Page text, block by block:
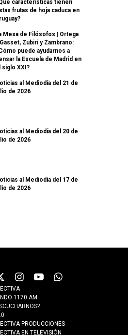
características tienen
frutas de hoja caduca en
Mesa de Filósofos | Ortega
Zubiri y Zambrano:
puede ayudarnos a
la Escuela de Madrid en
siglo XXI?
al Mediodía del 21 de
de 2026
al Mediodía del 20 de
de 2026
al Mediodía del 17 de
de 2026
1170 AM
PRODUCCIONES
EN TELEVISIÓN